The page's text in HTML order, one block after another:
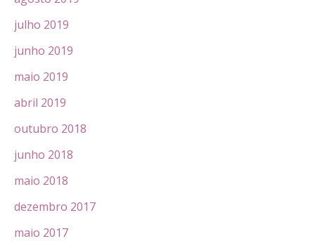
julho 2019
junho 2019
maio 2019
abril 2019
outubro 2018
junho 2018
maio 2018
dezembro 2017
maio 2017